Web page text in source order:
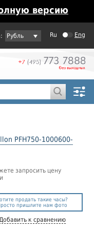
версию
Рубль Ru Eng
PFH750-1000600-
запросить цену
продать такие часы?
пришлите нам фото
Добавить к сравнению